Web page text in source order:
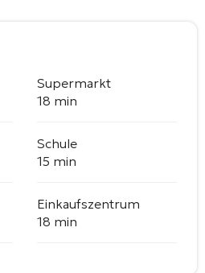
Supermarkt
18 min
Schule
15 min
Einkaufszentrum
18 min